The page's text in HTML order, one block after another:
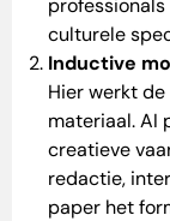
culturele
Inductive
Hier werkt
materiaal. AI
creatieve
redactie,
paper het